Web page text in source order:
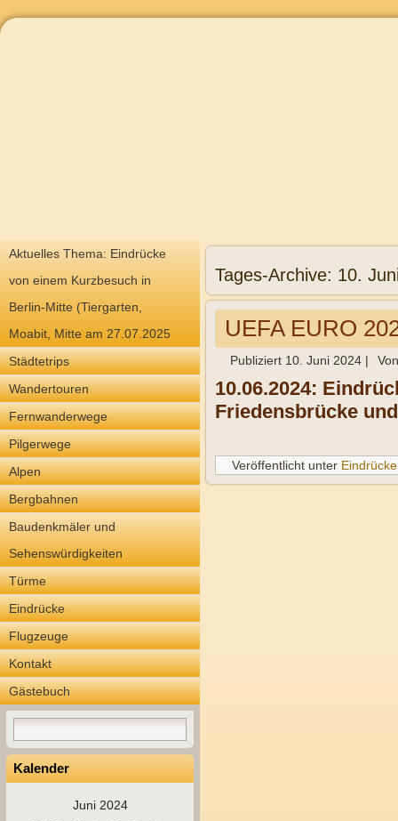
Aktuelles Thema: Eindrücke
von einem Kurzbesuch in
Berlin-Mitte (Tiergarten,
Moabit, Mitte am 27.07.2025
Städtetrips
Wandertouren
Fernwanderwege
Pilgerwege
Alpen
Bergbahnen
Baudenkmäler und
Sehenswürdigkeiten
Türme
Eindrücke
Flugzeuge
Kontakt
Gästebuch
Kalender
Juni 2024
Tages-Archive: 10.
UEFA EURO
Publiziert 10. Juni 2024 | Von
10.06.2024:
Friedensbrücke
Veröffentlicht unter Eindrücke